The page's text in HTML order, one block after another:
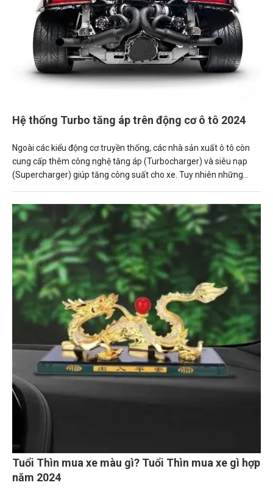
Hệ thống Turbo tăng áp trên động cơ ô tô 2024
Ngoài các kiểu động cơ truyền thống, các nhà sản xuất ô tô còn
cung cấp thêm công nghệ tăng áp (Turbocharger) và siêu nạp
(Supercharger) giúp tăng công suất cho xe. Tuy nhiên những
chúng.
Tuổi Thìn mua xe màu gì? Tuổi Thìn mua xe gì hợp
năm 2024